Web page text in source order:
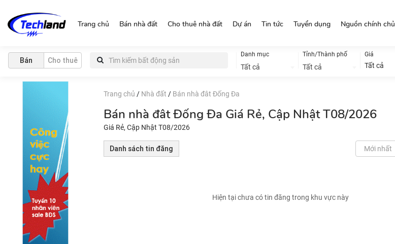
Trang chủ Bán nhà đất Cho thuê nhà đất Dự án Tin tức Tuyển dụng Nguồn chính chủ
Bán Cho thuê
Danh mục
Tất cả
Tỉnh/Thành phố
Tất cả
Giá
Tất cả
Trang chủ / Nhà đất / Bán nhà đât Đống Đa
Bán nhà đât Đống Đa Giá Rẻ, Cập Nhật T08/2026
Giá Rẻ, Cập Nhật T08/2026
Danh sách tin đăng Mới nhất
Hiện tại chưa có tin đăng trong khu vực này